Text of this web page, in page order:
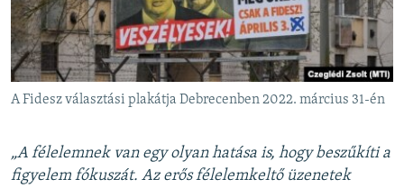
A Fidesz választási plakátja Debrecenben 2022. március 31-én
„A félelemnek van egy olyan hatása is, hogy beszűkíti a
figyelem fókuszát. Az erős félelemkeltő üzenetek